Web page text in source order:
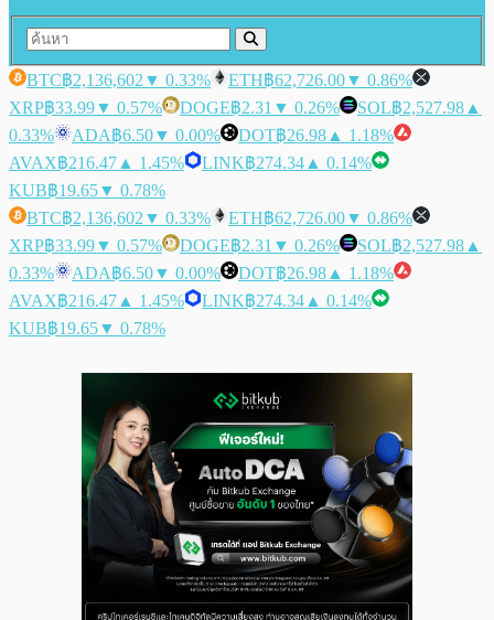
BTC฿2,136,602 ▼ 0.33% ETH฿62,726.00▼ 0.86%
XRP฿33.99▼ 0.57% DOGE฿2.31 ▼ 0.26% SOL฿2,527.98 ▲
0.33%
ADA฿6.50▼ 0.00% DOT฿26.98 ▲ 1.18%
AVAX฿216.47 ▲ 1.45% LINK฿274.34 ▲ 0.14%
KUB฿19.65▼ 0.78%
BTC฿2,136,602 ▼ 0.33% ETH฿62,726.00▼ 0.86%
XRP฿33.99▼ 0.57% DOGE฿2.31 ▼ 0.26% SOL฿2,527.98 ▲
0.33%
ADA฿6.50▼ 0.00% DOT฿26.98 ▲ 1.18%
AVAX฿216.47 ▲ 1.45% LINK฿274.34 ▲ 0.14%
KUB฿19.65▼ 0.78%